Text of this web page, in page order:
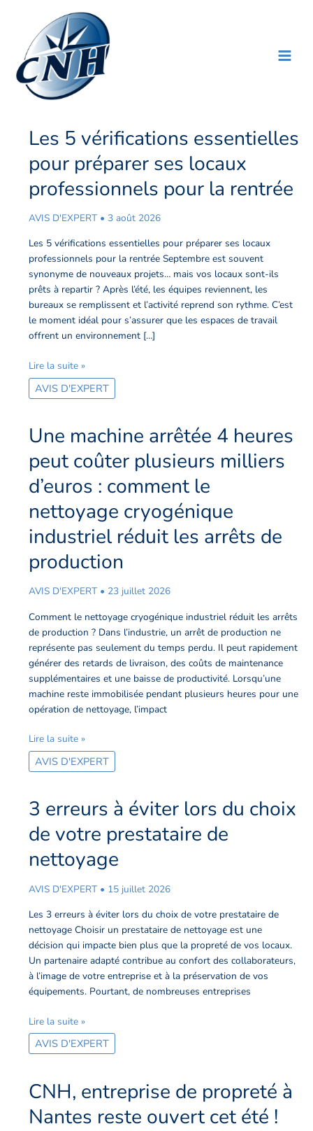
contenu
Les 5 vérifications essentielles
pour préparer ses locaux
professionnels pour la rentrée
AVIS D'EXPERT• 3 août 2026
Les 5 vérifications essentielles pour préparer ses locaux
professionnels pour la rentrée Septembre est souvent
synonyme de nouveaux projets… mais vos locaux sont-ils
prêts à repartir ? Après l’été, les équipes reviennent, les
bureaux se remplissent et l’activité reprend son rythme. C’est
le moment idéal pour s’assurer que les espaces de travail
offrent un environnement […]
Les
5
vérifications
essentielles
pour
ses
locaux
professionnels
pour
la
rentrée
Lire la suite »
AVIS D'EXPERT
Une machine arrêtée 4 heures
peut coûter plusieurs milliers
d’euros : comment le
nettoyage cryogénique
industriel réduit les arrêts de
production
AVIS D'EXPERT• 23 juillet 2026
Comment le nettoyage cryogénique industriel réduit les arrêts
de production ? Dans l’industrie, un arrêt de production ne
représente pas seulement du temps perdu. Il peut rapidement
générer des retards de livraison, des coûts de maintenance
supplémentaires et une baisse de productivité. Lorsqu’une
machine reste immobilisée pendant plusieurs heures pour une
opération de nettoyage, l’impact
Une
machine
arrêtée
heures
peut
coûter
plusieurs
d’euros
le
nettoyage
cryogénique
industriel
réduit
les
arrêts
production
Lire la suite »
AVIS D'EXPERT
3 erreurs à éviter lors du choix
de votre prestataire de
nettoyage
AVIS D'EXPERT• 15 juillet 2026
Les 3 erreurs à éviter lors du choix de votre prestataire de
nettoyage Choisir un prestataire de nettoyage est une
décision qui impacte bien plus que la propreté de vos locaux.
Un partenaire adapté contribue au confort des collaborateurs,
à l’image de votre entreprise et à la préservation de vos
équipements. Pourtant, de nombreuses entreprises
3
erreurs
à
lors
choix
de
votre
prestataire
de
nettoyage
Lire la suite »
AVIS D'EXPERT
CNH, entreprise de propreté à
Nantes reste ouvert cet été !
CNH,
entreprise
de